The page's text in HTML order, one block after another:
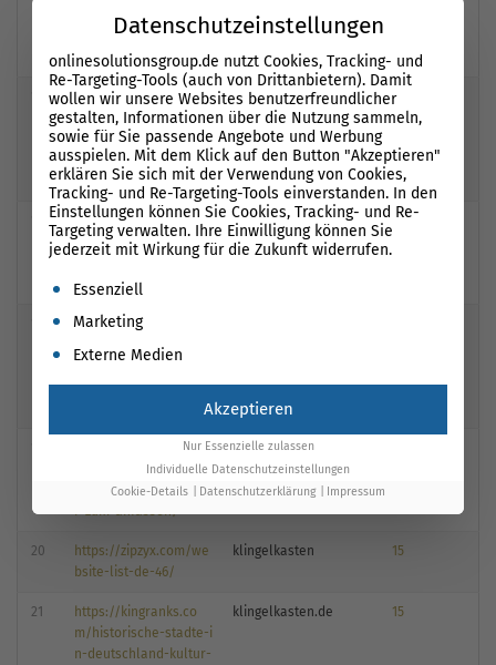
tory.com/historische-s
tadte-in-deutschland-
kultur-zum-anfassen/
http://www.airport1.d
e/blog/archives/675-M
ehrere-Internet-Explo
rer-Versionen-gleichz
eitig-IE6,-IE7,-IE8.html
homepage 15
https://dltech.forum/
weirdcore-the-aesthet
ic-of-dreamlike-nostal
gia-and-unreality/
klingelkasten 15
https://sbyme.com/ku
nstliche-intelligenz-in-
der-deutschen-industr
ie-anwendungen-und-
https://webscountry.c
om/historische-stadte
-in-deutschland-kultu
klingelkasten.de
20
https://zipzyx.com/we
bsite-list-de-46/
klingelkasten 15
21
https://kingranks.co
m/historische-stadte-i
n-deutschland-kultur-
klingelkasten.de 15
Datenschutzeinstellungen
onlinesolutionsgroup.de nutzt Cookies, Tracking- und
Re-Targeting-Tools (auch von Drittanbietern). Damit
wollen wir unsere Websites benutzerfreundlicher
gestalten, Informationen über die Nutzung sammeln,
sowie für Sie passende Angebote und Werbung
ausspielen. Mit dem Klick auf den Button "Akzeptieren"
erklären Sie sich mit der Verwendung von Cookies,
Tracking- und Re-Targeting-Tools einverstanden. In den
Einstellungen können Sie Cookies, Tracking- und Re-
Targeting verwalten. Ihre Einwilligung können Sie
jederzeit mit Wirkung für die Zukunft widerrufen.
Es folgt eine Liste der Service-Gruppen, für die eine
Essenziell
Marketing
Externe Medien
Akzeptieren
Nur Essenzielle zulassen
Individuelle Datenschutzeinstellungen
Cookie-Details
Datenschutzerklärung Impressum